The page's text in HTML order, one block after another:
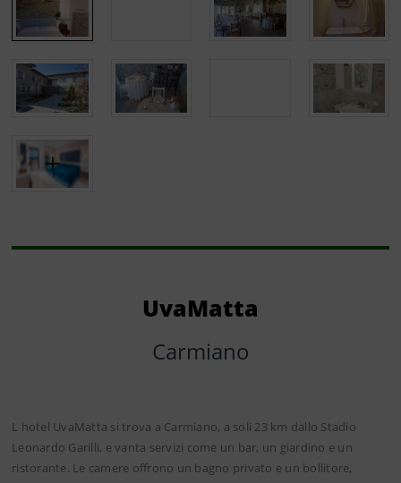
UvaMatta
Carmiano
L hotel UvaMatta si trova a Carmiano, a soli 23 km dallo Stadio
Leonardo Garilli, e vanta servizi come un bar, un giardino e un
ristorante. Le camere offrono un bagno privato e un bollitore,